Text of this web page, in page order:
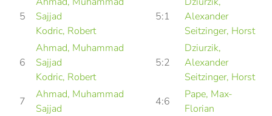
5
Sajjad
Kodric, Robert
5:1
Alexander
Seitzinger, Horst
6
Ahmad, Muhammad
Sajjad
Kodric, Robert
5:2
Dziurzik,
Alexander
Seitzinger, Horst
7
Ahmad, Muhammad
Sajjad
4:6
Pape, Max-
Florian